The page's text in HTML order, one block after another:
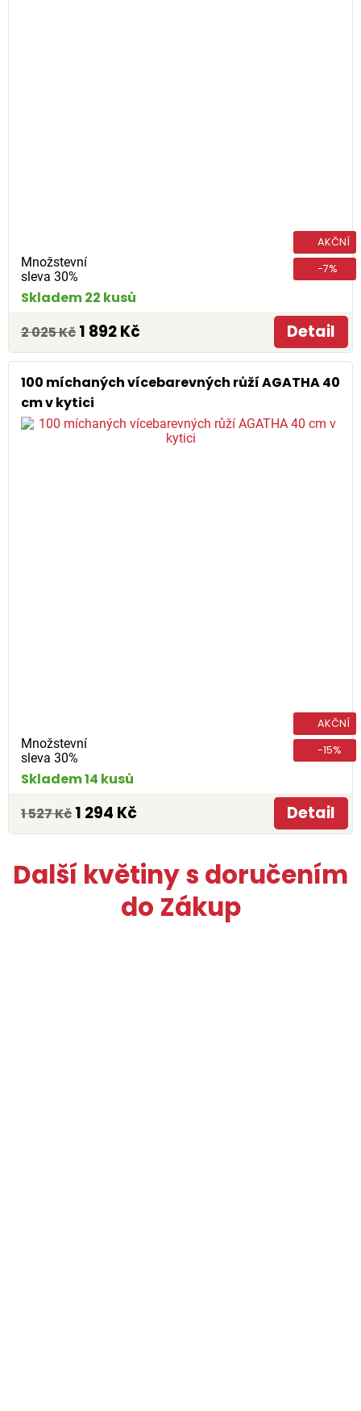
Množstevní
sleva 30%
AKČNÍ
-7%
Skladem 22 kusů
2 025 Kč 1 892 Kč Detail
100 míchaných vícebarevných růží AGATHA 40
cm v kytici
Množstevní
sleva 30%
AKČNÍ
-15%
Skladem 14 kusů
1 527 Kč 1 294 Kč Detail
Další květiny s doručením
do Zákup